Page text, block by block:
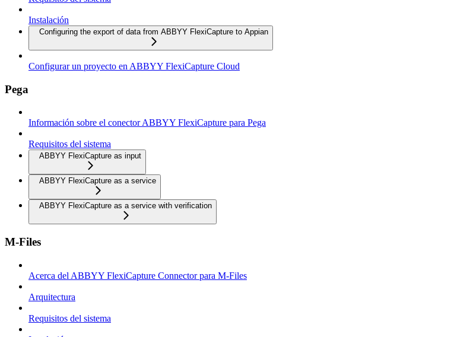
Instalación
Configuring the export of data from ABBYY FlexiCapture to Appian
Configurar un proyecto en ABBYY FlexiCapture Cloud
Pega
Información sobre el conector ABBYY FlexiCapture para Pega
Requisitos del sistema
ABBYY FlexiCapture as input
ABBYY FlexiCapture as a service
ABBYY FlexiCapture as a service with verification
M-Files
Acerca del ABBYY FlexiCapture Connector para M-Files
Arquitectura
Requisitos del sistema